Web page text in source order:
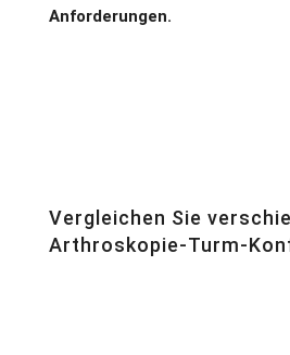
Anforderungen.
Vergleichen Sie
Arthroskopie-Turm-